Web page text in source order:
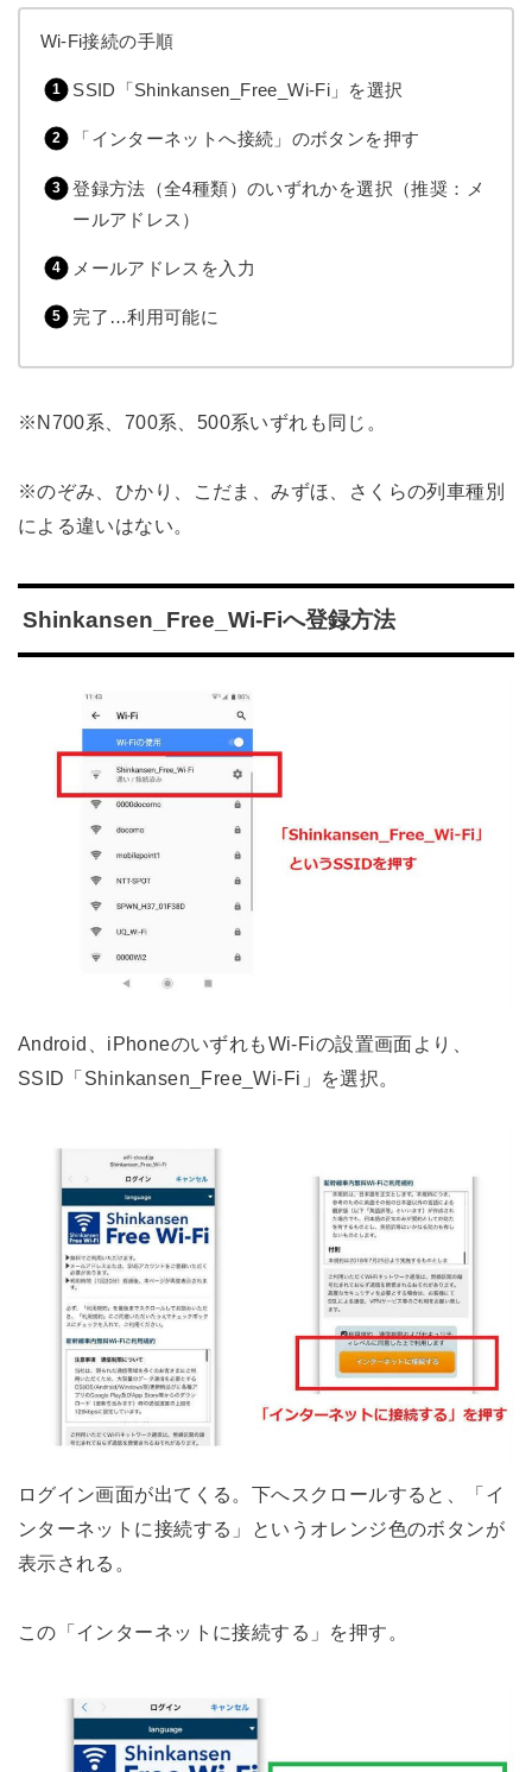
Wi-Fi接続の手順
SSID「Shinkansen_Free_Wi-Fi」を選択
「インターネットへ接続」のボタンを押す
登録方法（全4種類）のいずれかを選択（推奨：メ
ールアドレス）
メールアドレスを入力
完了…利用可能に
※N700系、700系、500系いずれも同じ。
※のぞみ、ひかり、こだま、みずほ、さくらの列車種別
による違いはない。
Shinkansen_Free_Wi-Fiへ登録方法
Android、iPhoneのいずれもWi-Fiの設置画面より、
SSID「Shinkansen_Free_Wi-Fi」を選択。
ログイン画面が出てくる。下へスクロールすると、「イ
ンターネットに接続する」というオレンジ色のボタンが
表示される。
この「インターネットに接続する」を押す。